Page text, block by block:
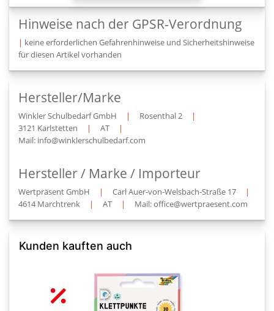
Hinweise nach der GPSR-Verordnung
| keine erforderlichen Gefahrenhinweise und Sicherheitshinweise
für diesen Artikel vorhanden
Hersteller/Marke
Winkler Schulbedarf GmbH | Rosenthal 2
|
3121 Karlstetten
| AT
|
Mail: info@winklerschulbedarf.com
Hersteller / Marke / Importeur
Wertpräsent GmbH | Carl Auer-von-Welsbach-Straße 17
|
4614 Marchtrenk
| AT | Mail: office@wertpraesent.com
Kunden kauften auch